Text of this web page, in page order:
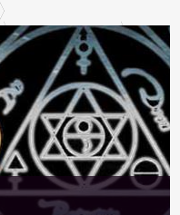
Docteur Strange [2009]